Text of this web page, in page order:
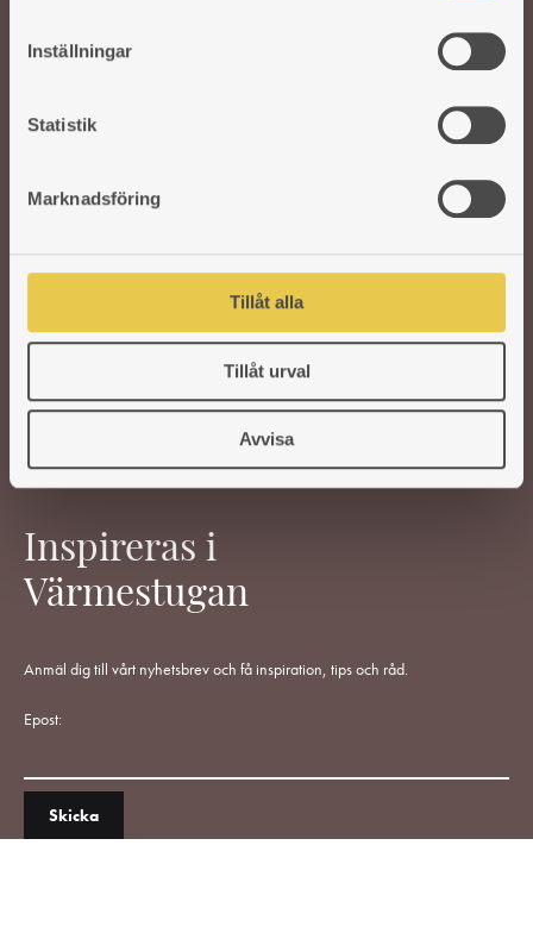
Inställningar
Statistik
Marknadsföring
Tillåt alla
Tillåt urval
Avvisa
VEDSPISAR OCH KAMINER
TILLBEHÖR
HITTA ÅTERFÖRSÄLJARE
KUNDSERVICE
Ångra Köp
Jobba Hos Oss
Teknisk Dokumentation
Inspireras i
Värmestugan
Anmäl dig till vårt nyhetsbrev och få inspiration, tips och råd.
Epost: